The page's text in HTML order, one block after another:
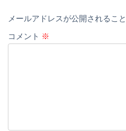
メールアドレスが公開されるこ
コメント ※